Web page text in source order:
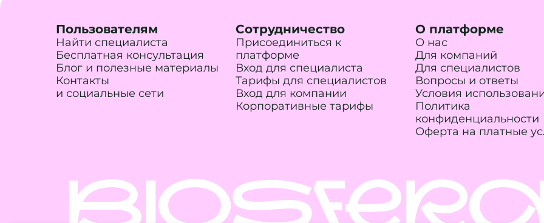
Пользователям
Найти специалиста
Бесплатная консультация
Блог и полезные материалы
Контакты
и социальные сети
Сотрудничество
Присоединиться к
платформе
Вход для специалиста
Тарифы для специалистов
Вход для компании
Корпоративные тарифы
О платформе
О нас
Для компаний
Для специалистов
Вопросы и ответы
Условия
Политика
конфиденциальности
Оферта на платные